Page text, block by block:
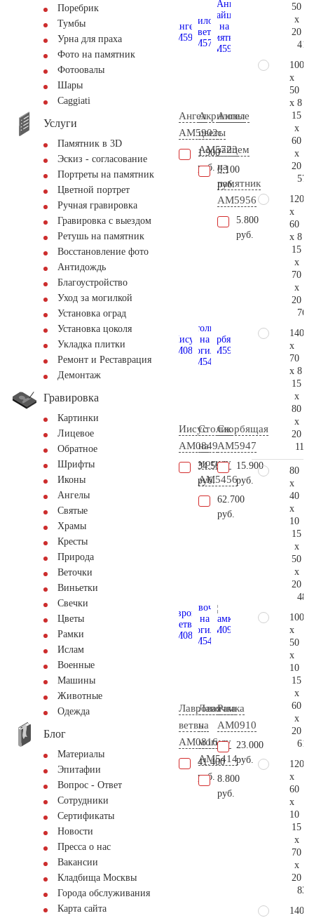
Поребрик
Тумбы
Урна для праха
Фото на памятник
Фотоовалы
Шары
Сaggiati
Услуги
Памятник в 3D
Эскиз - согласование
Портреты на памятник
Цветной портрет
Ручная гравировка
Гравировка с выездом
Ретушь на памятник
Восстановление фото
Антидождь
Благоустройство
Уход за могилкой
Установка оград
Установка цоколя
Укладка плитки
Ремонт и Реставрация
Демонтаж
Гравировка
Картинки
Лицевое
Обратное
Шрифты
Иконы
Ангелы
Святые
Храмы
Кресты
Природа
Веточки
Виньетки
Свечки
Цветы
Рамки
Ислам
Военные
Машины
Животные
Одежда
Блог
Материалы
Эпитафии
Вопрос - Ответ
Сотрудники
Сертификаты
Новости
Пресса о нас
Вакансии
Кладбища Москвы
Города обслуживания
Карта сайта
Ангел
AM5902
1.900
руб.
Акриловые
цветы
AM5723
6.100
руб.
Ангел
с
зайцем
на
памятник
AM5956
5.800
руб.
Иисус
AM0849
34.500
руб.
Столик
на
могилу
AM5456
62.700
руб.
Скорбящая
AM5947
15.900
руб.
Лавровая
ветвь
AM0816
41.400
руб.
Лавочка
на
могилу
AM5414
8.800
руб.
Рамка
AM0910
23.000
руб.
50
x
20
100
x
50
x 8
15
x
60
x
20
120
x
60
x 8
15
x
70
x
20
140
x
70
x 8
15
x
80
x
20
80
x
40
x
10
15
x
50
x
20
100
x
50
x
10
15
x
60
x
20
120
x
60
x
10
15
x
70
x
20
140